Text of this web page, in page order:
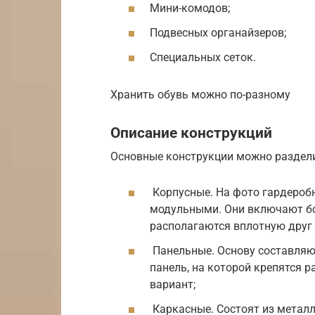
Мини-комодов;
Подвесных органайзеров;
Специальных сеток.
Хранить обувь можно по-разному
Описание конструкций
Основные конструкции можно
Корпусные. На фото
модульными. Они включают
располагаются вплотную
Панельные. Основу
панель, на которой крепятся
вариант;
Каркасные. Состоят из